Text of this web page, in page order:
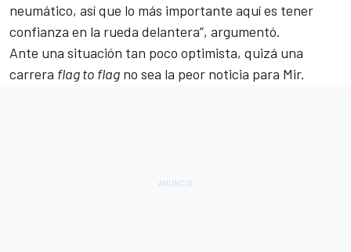
neumático, así que lo más importante aquí es tener
confianza en la rueda delantera”, argumentó.
Ante una situación tan poco optimista, quizá una
carrera flag to flag no sea la peor noticia para Mir.